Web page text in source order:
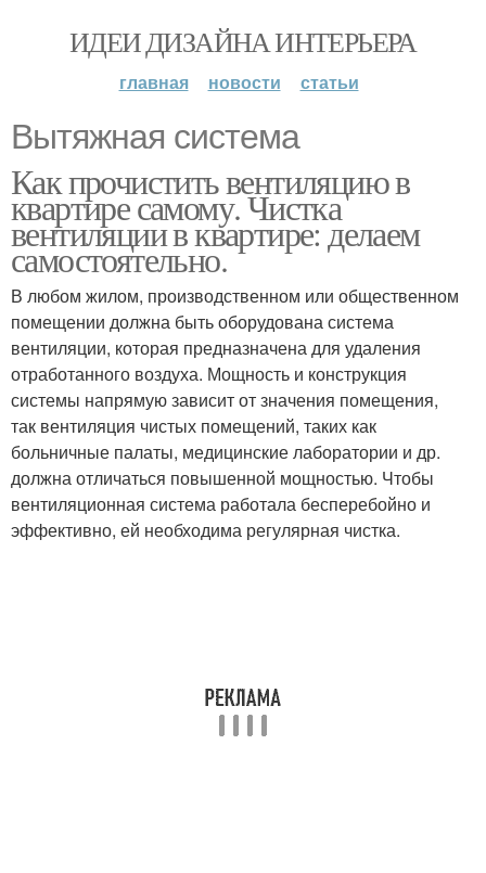
ИДЕИ ДИЗАЙНА ИНТЕРЬЕРА
главная новости статьи
Вытяжная система
Как прочистить вентиляцию в
квартире самому. Чистка
вентиляции в квартире: делаем
самостоятельно.
В любом жилом, производственном или общественном
помещении должна быть оборудована система
вентиляции, которая предназначена для удаления
отработанного воздуха. Мощность и конструкция
системы напрямую зависит от значения помещения,
так вентиляция чистых помещений, таких как
больничные палаты, медицинские лаборатории и др.
должна отличаться повышенной мощностью. Чтобы
вентиляционная система работала бесперебойно и
эффективно, ей необходима регулярная чистка.